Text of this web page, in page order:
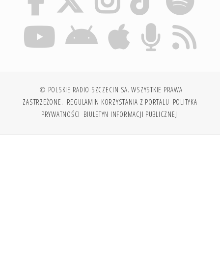
© POLSKIE RADIO SZCZECIN SA. WSZYSTKIE PRAWA
ZASTRZEŻONE. REGULAMIN KORZYSTANIA Z PORTALU POLITYKA
PRYWATNOŚCI BIULETYN INFORMACJI PUBLICZNEJ